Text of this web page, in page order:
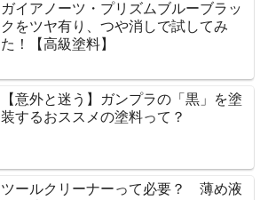
ガイアノーツ・プリズムブルーブラッ
クをツヤ有り、つや消しで試してみ
た！【高級塗料】
【意外と迷う】ガンプラの「黒」を塗
装するおススメの塗料って？
ツールクリーナーって必要？ 薄め液